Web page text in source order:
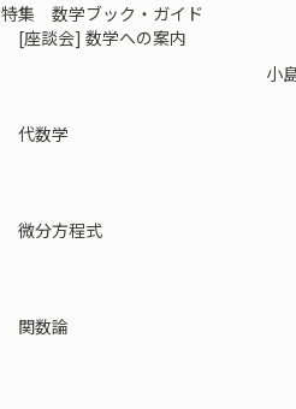
特集 数学ブック・ガイド
[座談会] 数学への案内
小
代数学
微分方程式
関数論